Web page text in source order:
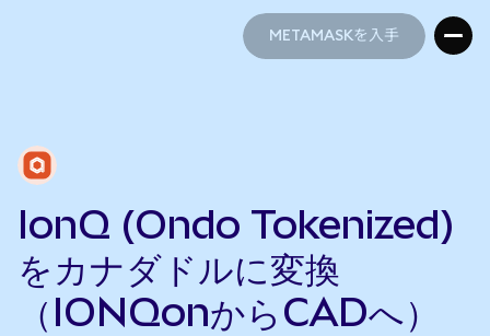
METAMASKを入手
IonQ (Ondo Tokenized)
をカナダドルに変換
（IONQonからCADへ）